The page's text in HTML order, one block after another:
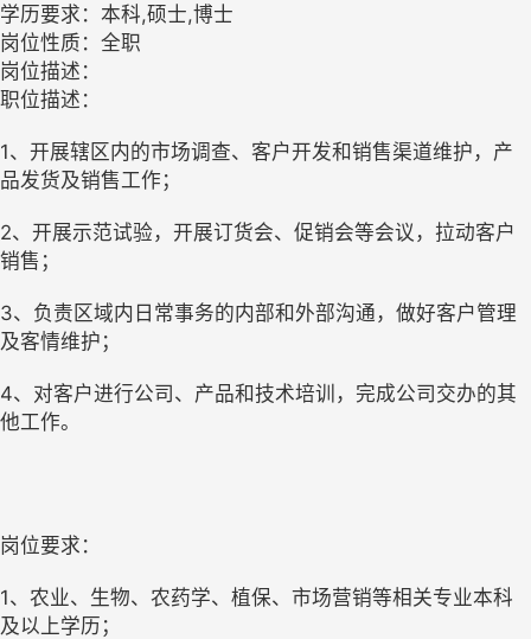
学历要求：本科,硕士,博士
岗位性质：全职
岗位描述：
职位描述：
1、开展辖区内的市场调查、客户开发和销售渠道维护，产
品发货及销售工作；
2、开展示范试验，开展订货会、促销会等会议，拉动客户
销售；
3、负责区域内日常事务的内部和外部沟通，做好客户管理
及客情维护；
4、对客户进行公司、产品和技术培训，完成公司交办的其
他工作。
岗位要求：
1、农业、生物、农药学、植保、市场营销等相关专业本科
及以上学历；